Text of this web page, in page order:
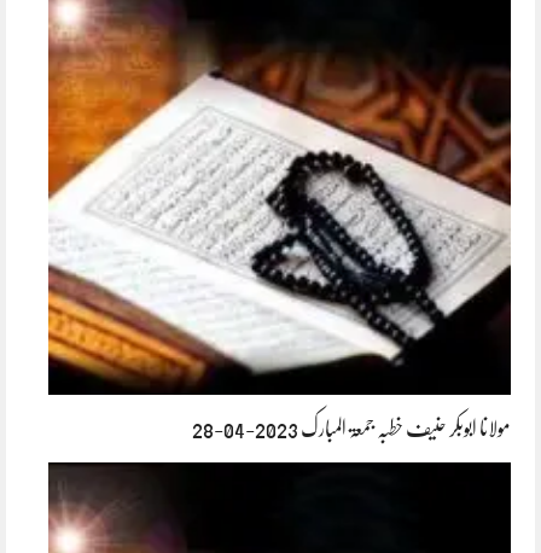
مولانا ابوبکر حنیف خطبہ جمعۃ المبارک 2023-04-28